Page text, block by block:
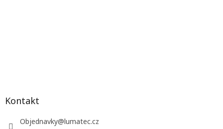
Kontakt
Objednavky@lumatec.cz